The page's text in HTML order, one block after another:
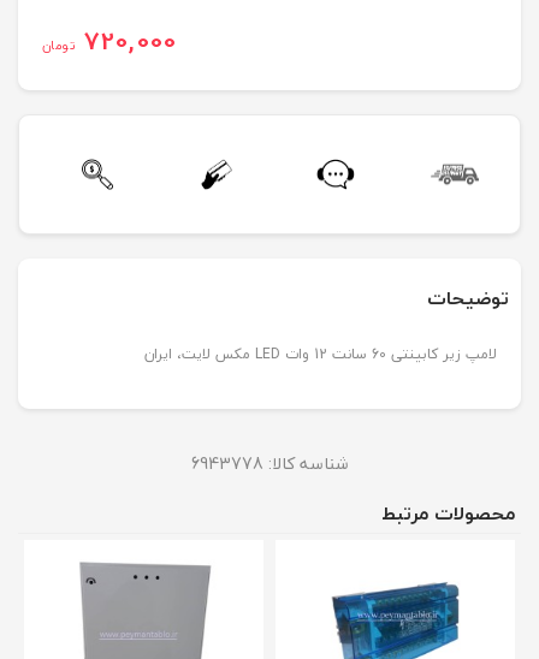
720,000 تومان
توضیحات
لامپ زیر کابینتی 60 سانت 12 وات LED مکس لایت، ایران
شناسه کالا: 6943778
محصولات مرتبط